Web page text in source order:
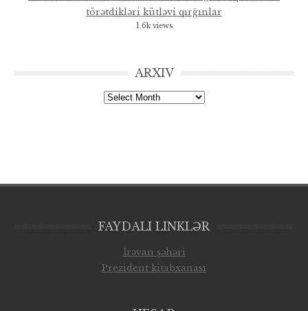
törətdikləri kütləvi qırğınlar
1.6k views
ARXIV
Arxiv
FAYDALI LINKLƏR
İrəvan şəhəri
Prezident kitabxanası